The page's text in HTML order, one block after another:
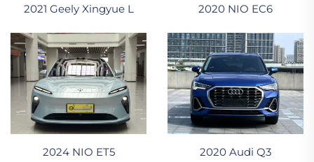
2021 Geely Xingyue L 2020 NIO EC6
2024 NIO ET5 2020 Audi Q3